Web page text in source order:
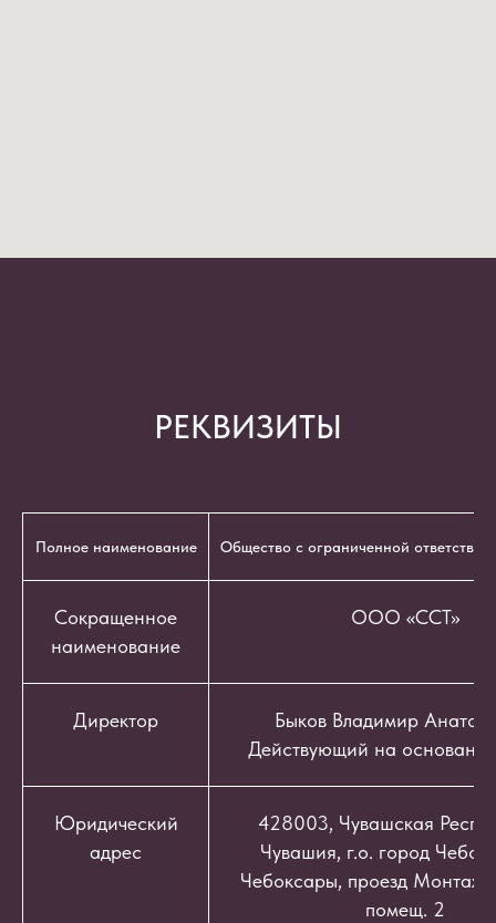
РЕКВИЗИТЫ
Полное наименование Общество с ограниченной
Сокращенное
наименование
ООО «ССТ»
Директор
Быков Владимир
Действующий на
Юридический
адрес
428003, Чувашская
Чувашия, г.о. город
Чебоксары, проезд
помещ. 2